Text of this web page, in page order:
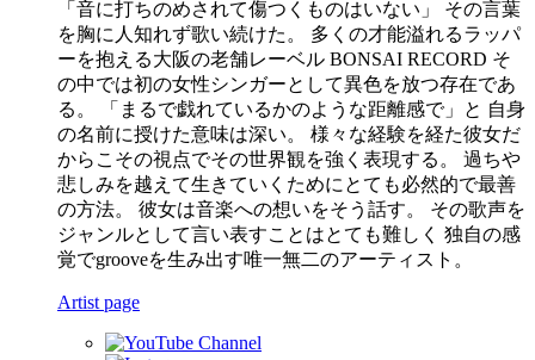
「音に打ちのめされて傷つくものはいない」 その言葉
を胸に人知れず歌い続けた。 多くの才能溢れるラッパ
ーを抱える大阪の老舗レーベル BONSAI RECORD そ
の中では初の女性シンガーとして異色を放つ存在であ
る。 「まるで戯れているかのような距離感で」と 自身
の名前に授けた意味は深い。 様々な経験を経た彼女だ
からこその視点でその世界観を強く表現する。 過ちや
悲しみを越えて生きていくためにとても必然的で最善
の方法。 彼女は音楽への想いをそう話す。 その歌声を
ジャンルとして言い表すことはとても難しく 独自の感
覚でgrooveを生み出す唯一無二のアーティスト。
Artist page